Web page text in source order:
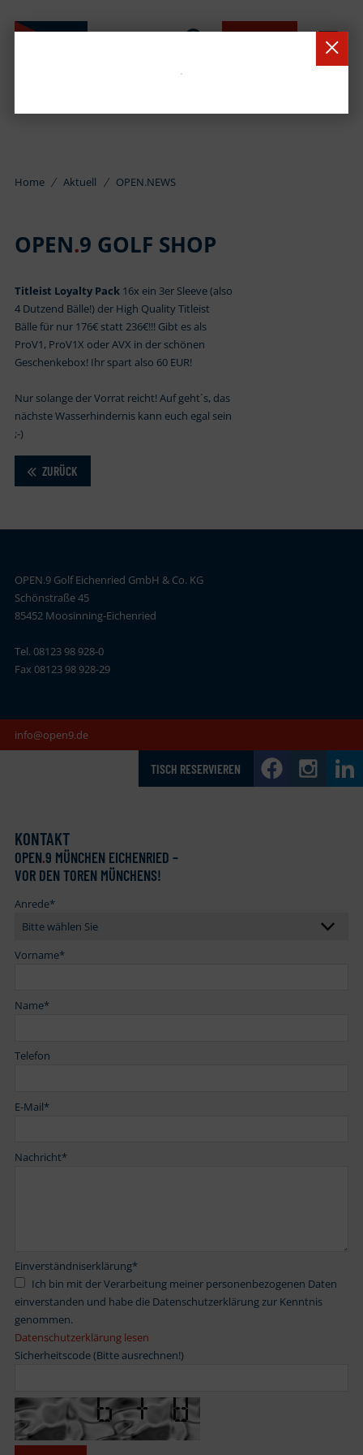
Home Aktuell OPEN.NEWS
OPEN.9 GOLF SHOP
Titleist Loyalty Pack 16x ein 3er Sleeve (also
4 Dutzend Bälle!) der High Quality Titleist
Bälle für nur 176€ statt 236€!!! Gibt es als
ProV1, ProV1X oder AVX in der schönen
Geschenkebox! Ihr spart also 60 EUR!
Nur solange der Vorrat reicht! Auf geht´s, das
nächste Wasserhindernis kann euch egal sein
;-)
ZURÜCK
OPEN.9 Golf Eichenried GmbH & Co. KG
Schönstraße 45
85452 Moosinning-Eichenried
Tel. 08123 98 928-0
Fax 08123 98 928-29
info@open9.de
TISCH RESERVIEREN
KONTAKT
OPEN.9 MÜNCHEN EICHENRIED –
VOR DEN TOREN MÜNCHENS!
Anrede*
Vorname*
Name*
Telefon
E-Mail*
Nachricht*
Einverständniserklärung*
einverstanden und habe die Datenschutzerklärung zur Kenntnis
genommen.
Datenschutzerklärung lesen
Sicherheitscode (Bitte ausrechnen!)